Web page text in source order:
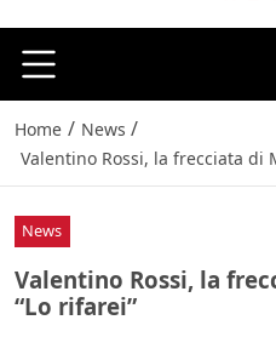
Home / News /
Valentino Rossi, la frecciata di
News
Valentino Rossi, la
“Lo rifarei”